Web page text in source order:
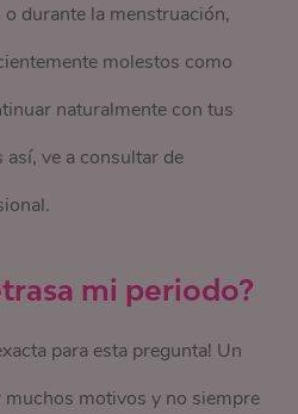
durante la menstruación,
molestos como
naturalmente con tus
ve a consultar de
mi periodo?
para esta pregunta! Un
muchos motivos y no siempre